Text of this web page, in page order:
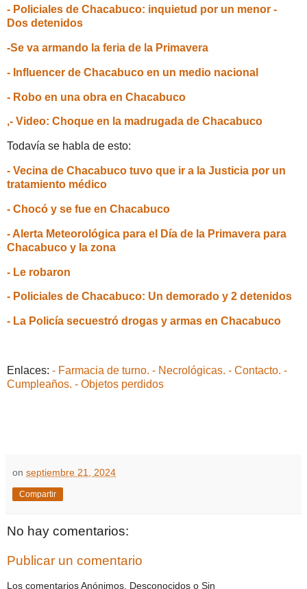
- Policiales de Chacabuco: inquietud por un menor -
Dos detenidos
-Se va armando la feria de la Primavera
- Influencer de Chacabuco en un medio nacional
- Robo en una obra en Chacabuco
,- Video: Choque en la madrugada de Chacabuco
Todavía se habla de esto:
- Vecina de Chacabuco tuvo que ir a la Justicia por un
tratamiento médico
- Chocó y se fue en Chacabuco
- Alerta Meteorológica para el Día de la Primavera para
Chacabuco y la zona
- Le robaron
- Policiales de Chacabuco: Un demorado y 2 detenidos
- La Policía secuestró drogas y armas en Chacabuco
Enlaces: - Farmacia de turno. - Necrológicas. - Contacto. -
Cumpleaños. - Objetos perdidos
on septiembre 21, 2024
Compartir
No hay comentarios:
Publicar un comentario
Los comentarios Anónimos, Desconocidos o Sin